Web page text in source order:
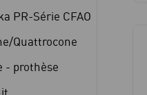
PR-Série CFAO
Quattrocone
- prothèse